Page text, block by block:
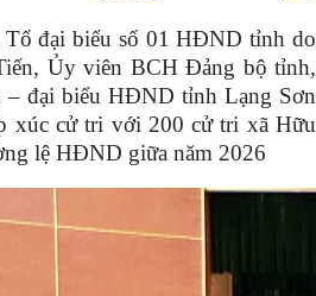
Tổ đại biểu số 01 HĐND tỉnh do
Ủy viên BCH Đảng bộ tỉnh,
– đại biểu HĐND tỉnh Lạng Sơn
xúc cử tri với 200 cử tri xã Hữu
lệ HĐND giữa năm 2026